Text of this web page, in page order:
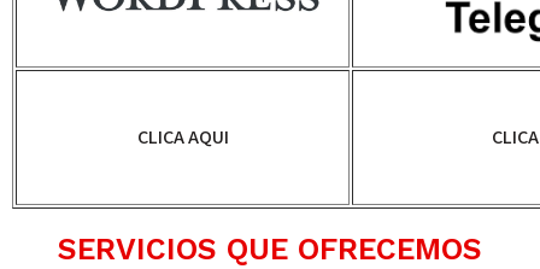
CLICA AQUI
SERVICIOS QUE OFRECEMOS